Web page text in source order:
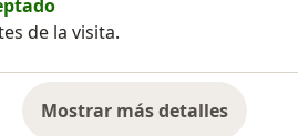
de la visita.
Mostrar más detalles
sobre la experiencia